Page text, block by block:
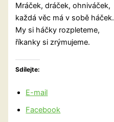
Mráček, dráček, ohniváček,
každá věc má v sobě háček.
My si háčky rozpleteme,
říkanky si zrýmujeme.
Sdílejte:
E-mail
Facebook